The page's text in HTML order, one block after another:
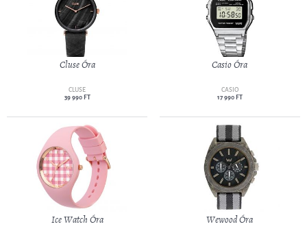
Cluse Óra
CLUSE
39 990 FT
Casio Óra
CASIO
17 990 FT
Ice Watch Óra Wewood Óra